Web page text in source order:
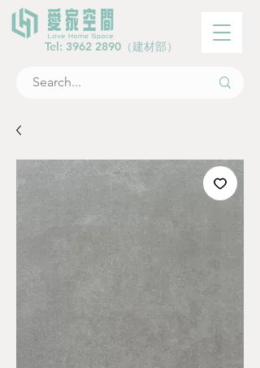
Tel: 3962 2890 （建材部）